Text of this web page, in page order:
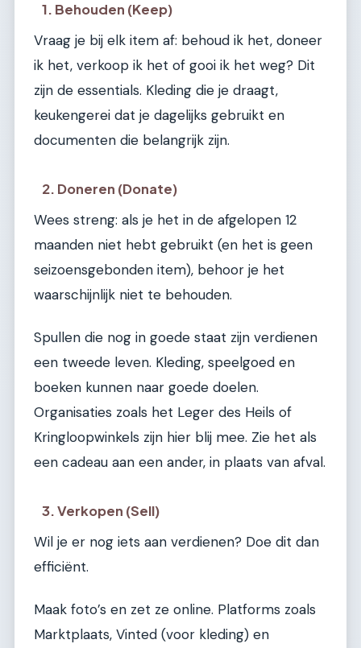
1. Behouden (Keep)
Vraag je bij elk item af: behoud ik het, doneer
ik het, verkoop ik het of gooi ik het weg? Dit
zijn de essentials. Kleding die je draagt,
keukengerei dat je dagelijks gebruikt en
documenten die belangrijk zijn.
2. Doneren (Donate)
Wees streng: als je het in de afgelopen 12
maanden niet hebt gebruikt (en het is geen
seizoensgebonden item), behoor je het
waarschijnlijk niet te behouden.
Spullen die nog in goede staat zijn verdienen
een tweede leven. Kleding, speelgoed en
boeken kunnen naar goede doelen.
Organisaties zoals het Leger des Heils of
Kringloopwinkels zijn hier blij mee. Zie het als
een cadeau aan een ander, in plaats van afval.
3. Verkopen (Sell)
Wil je er nog iets aan verdienen? Doe dit dan
efficiënt.
Maak foto’s en zet ze online. Platforms zoals
Marktplaats, Vinted (voor kleding) en